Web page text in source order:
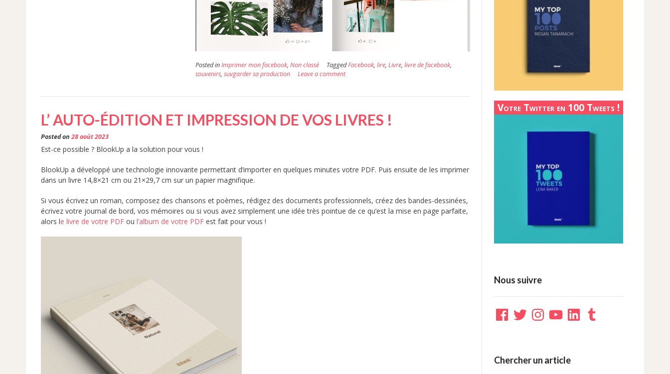
Posted inImprimer mon facebook,Non classé TaggedFacebook,lire,Livre,livre de facebook,
souvenirs,suvgarder sa production Leave a comment
L’ AUTO-ÉDITION ET IMPRESSION DE VOS LIVRES !
Posted on28 août 2023
Est-ce possible ? BlookUp a la solution pour vous !
BlookUp a développé une technologie innovante permettant d’importer en quelques minutes votre PDF. Puis ensuite de les imprimer
dans un livre 14,8×21 cm ou 21×29,7 cm sur un papier magnifique.
Si vous écrivez un roman, composez des chansons et poèmes, rédigez des documents professionnels, créez des bandes-dessinées,
écrivez votre journal de bord, vos mémoires ou si vous avez simplement une idée très pointue de ce qu’est la mise en page parfaite,
alors le livre de votre PDF ou l’album de votre PDF est fait pour vous !
Votre Twitter en 100 Tweets !
Nous suivre
Facebook
TwitterInstagramYouTubeLinkedInTumblr
Chercher un article